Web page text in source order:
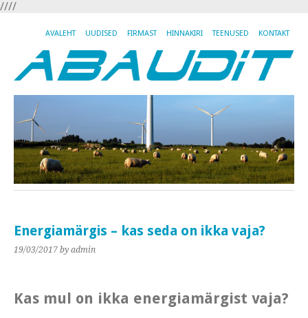
////
AVALEHT UUDISED FIRMAST HINNAKIRI TEENUSED KONTAKT
Energiamärgis – kas seda on ikka vaja?
19/03/2017 by admin
Kas mul on ikka energiamärgist vaja?